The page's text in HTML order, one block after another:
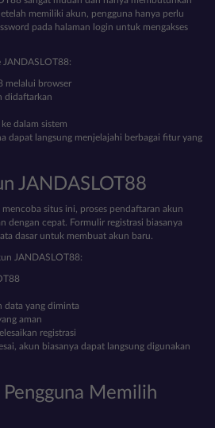
memiliki akun, pengguna hanya perlu
pada halaman login untuk mengakses
melalui browser
didaftarkan
dalam sistem
dapat langsung menjelajahi berbagai fitur yang
JANDASLOT88
situs ini, proses pendaftaran akun
dengan cepat. Formulir registrasi biasanya
dasar untuk membuat akun baru.
JANDASLOT88:
data yang diminta
aman
registrasi
akun biasanya dapat langsung digunakan
Pengguna Memilih